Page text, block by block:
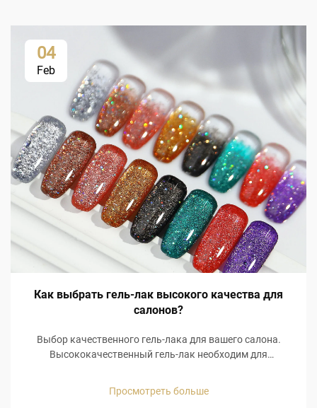
04
Feb
Как выбрать гель-лак высокого качества для
салонов?
Выбор качественного гель-лака для вашего салона.
Высококачественный гель-лак необходим для
держаться долго, а сколы на ногтях спустя 3 дня после
Просмотреть больше